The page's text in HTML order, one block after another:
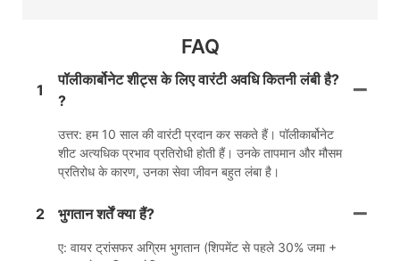
FAQ
1
पॉलीकार्बोनेट शीट्स के लिए वारंटी अवधि कितनी लंबी है?
?
उत्तर: हम 10 साल की वारंटी प्रदान कर सकते हैं। पॉलीकार्बोनेट
शीट अत्यधिक प्रभाव प्रतिरोधी होती हैं। उनके तापमान और मौसम
प्रतिरोध के कारण, उनका सेवा जीवन बहुत लंबा है।
2 भुगतान शर्तें क्या हैं?
ए: वायर ट्रांसफर अग्रिम भुगतान (शिपमेंट से पहले 30% जमा +